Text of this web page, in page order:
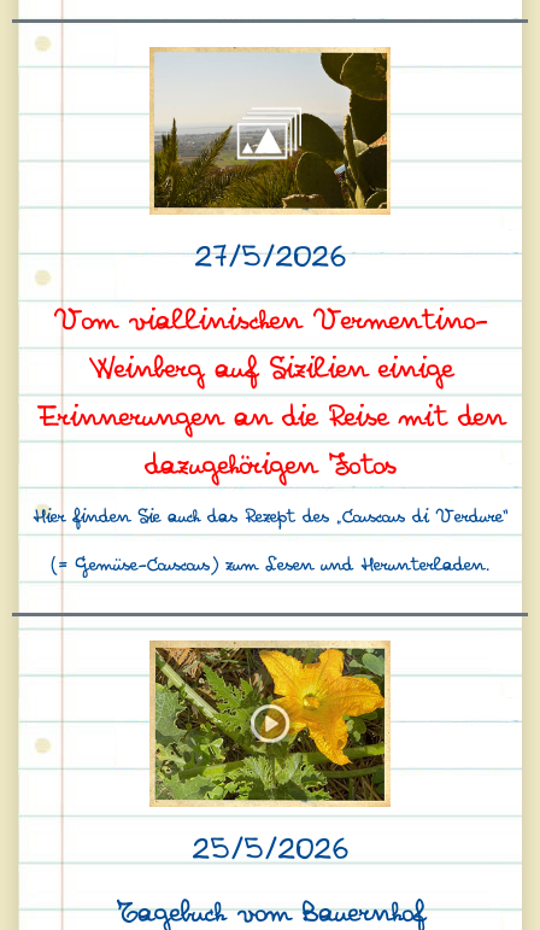
27/5/2026
Vom viallinischen Vermentino-
Weinberg auf Sizilien einige
Erinnerungen an die Reise mit den
dazugehörigen Fotos
Hier finden Sie auch das Rezept des „Couscous di Verdure“
(= Gemüse-Couscous) zum Lesen und Herunterladen.
25/5/2026
Tagebuch vom Bauernhof